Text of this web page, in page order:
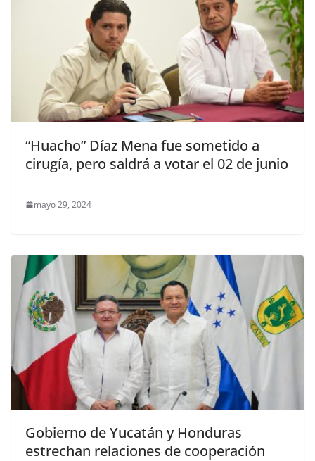
“Huacho” Díaz Mena fue sometido a
cirugía, pero saldrá a votar el 02 de junio
mayo 29, 2024
Gobierno de Yucatán y Honduras
estrechan relaciones de cooperación